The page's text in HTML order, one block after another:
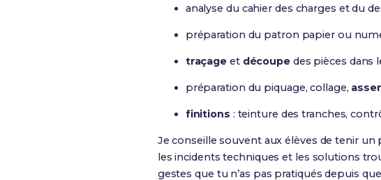
analyse du cahier des charges et du
préparation du patron papier ou
traçage et découpedes pièces dans
préparation du piquage, collage,
finitions : teinture des tranches,
Je conseille souvent aux élèves de tenir un
les incidents techniques et les solutions
gestes que tu n’as pas pratiqués depuis